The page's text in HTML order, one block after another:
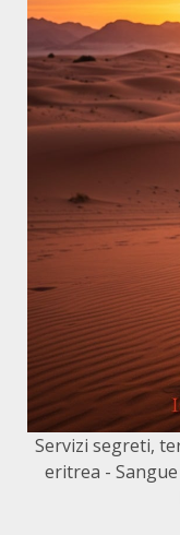
Servizi segreti,
eritrea -